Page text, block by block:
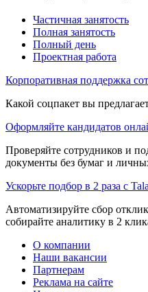
Частичная занятость
Полная занятость
Полный день
Проектная работа
Корпоративная поддержка
Какой соцпакет вы
Оформляйте кандидатов
Проверяйте сотрудников и
документы без бумаг и
Ускорьте подбор в 2 раза с
Автоматизируйте сбор
собирайте аналитику в 2
О компании
Наши вакансии
Партнерам
Реклама на сайте